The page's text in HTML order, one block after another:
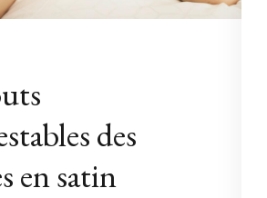
des
en satin